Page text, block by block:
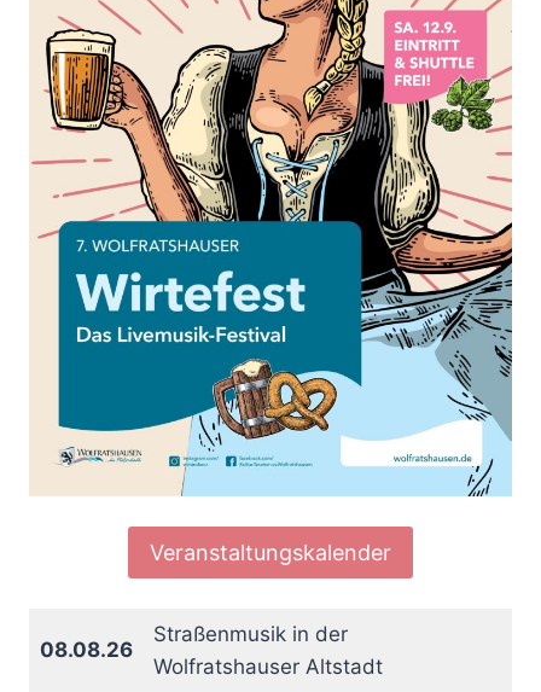
Veranstaltungskalender
08.08.26
Straßenmusik in der
Wolfratshauser Altstadt